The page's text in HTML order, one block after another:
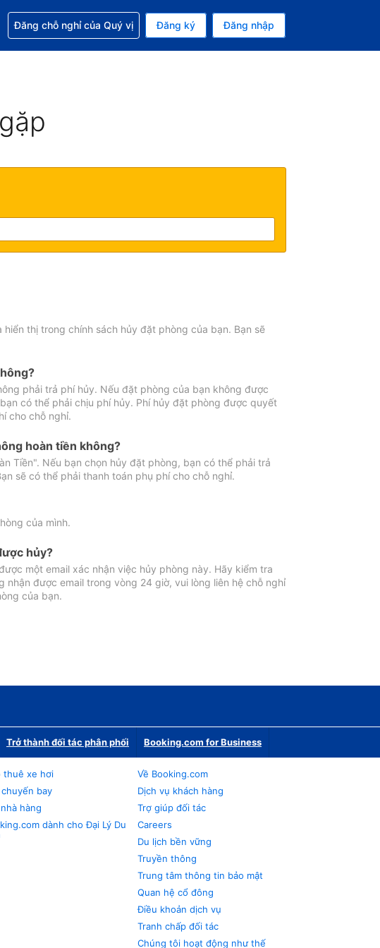
bạn. Loại tiền tệ hiện tại của bạn là Đô la Mỹ
ngữ của bạn. Ngôn ngữ hiện tại của bạn là Tiếng Việt
Nhận trợ giúp với đặt chỗ
Đăng chỗ nghỉ của Quý vị Đăng ký Đăng nhập
thị trong chính sách hủy đặt phòng của bạn. Bạn sẽ
phải trả phí hủy. Nếu đặt phòng của bạn không được
có thể phải chịu phí hủy. Phí hủy đặt phòng được quyết
cho chỗ nghỉ.
hoàn tiền không?
Tiền". Nếu bạn chọn hủy đặt phòng, bạn có thể phải trả
sẽ có thể phải thanh toán phụ phí cho chỗ nghỉ.
của mình.
hủy?
một email xác nhận việc hủy phòng này. Hãy kiểm tra
được email trong vòng 24 giờ, vui lòng liên hệ chỗ nghỉ
của bạn.
Trở thành đối tác phân phối Booking.com for Business
thuê xe hơi
chuyến bay
hàng
dành cho Đại Lý Du
Về Booking.com
Dịch vụ khách hàng
Trợ giúp đối tác
Careers
Du lịch bền vững
Truyền thông
Trung tâm thông tin bảo mật
Quan hệ cổ đông
Điều khoản dịch vụ
Tranh chấp đối tác
Chúng tôi hoạt động như thế